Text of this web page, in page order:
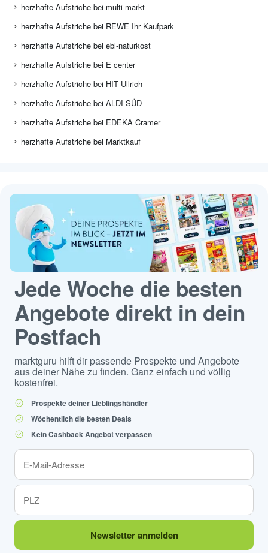
herzhafte Aufstriche bei multi-markt
herzhafte Aufstriche bei REWE Ihr Kaufpark
herzhafte Aufstriche bei ebl-naturkost
herzhafte Aufstriche bei E center
herzhafte Aufstriche bei HIT Ullrich
herzhafte Aufstriche bei ALDI SÜD
herzhafte Aufstriche bei EDEKA Cramer
herzhafte Aufstriche bei Marktkauf
Jede Woche die besten
Angebote direkt in dein
Postfach
marktguru hilft dir passende Prospekte und Angebote
aus deiner Nähe zu finden. Ganz einfach und völlig
kostenfrei.
Prospekte deiner Lieblingshändler
Wöchentlich die besten Deals
Kein Cashback Angebot verpassen
Newsletter anmelden